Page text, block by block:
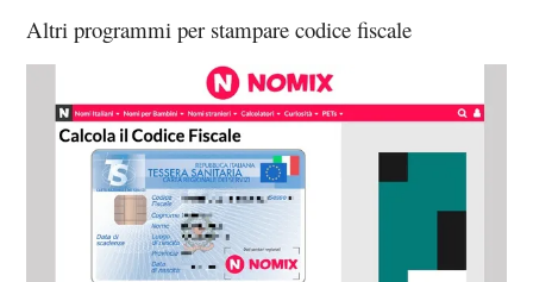
Altri programmi per stampare codice fiscale